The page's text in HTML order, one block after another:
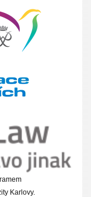
Karlovy.